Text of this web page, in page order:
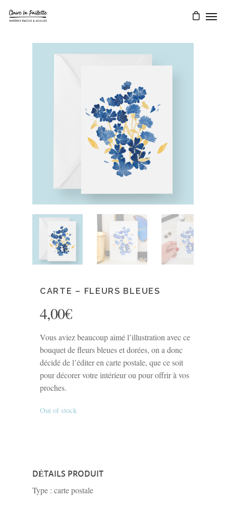
CARTE – FLEURS BLEUES
4,00€
Vous aviez beaucoup aimé l’illustration avec ce
bouquet de fleurs bleues et dorées, on a donc
décidé de l’éditer en carte postale, que ce soit
pour décorer votre intérieur ou pour offrir à vos
proches.
Out of stock
DÉTAILS PRODUIT
Type : carte postale